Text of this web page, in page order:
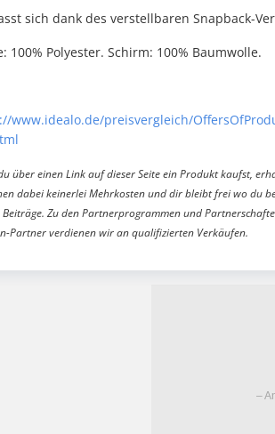
sich dank des verstellbaren Snapback-
100% Polyester. Schirm: 100% Baumwolle.
www.idealo.de/preisvergleich/
über einen Link auf dieser Seite ein Produkt kaufst,
dabei keinerlei Mehrkosten und dir bleibt frei wo du
Beiträge. Zu den Partnerprogrammen und
Partner verdienen wir an qualifizierten Verkäufen.